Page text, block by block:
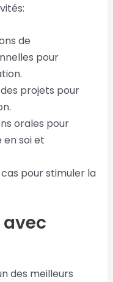
de
pour
projets pour
orales pour
soi et
pour stimuler la
avec
des meilleurs